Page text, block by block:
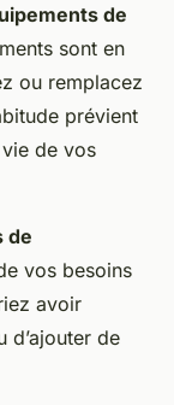
de
sont en
ou remplacez
prévient
de vos
de
vos besoins
avoir
d’ajouter de